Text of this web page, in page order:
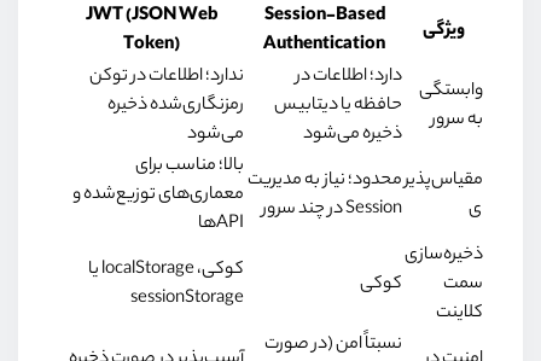
ویژگی
Session-Based
Authentication
JWT (JSON Web
Token)
وابستگی
به سرور
دارد؛ اطلاعات در
حافظه یا دیتابیس
ذخیره می‌شود
ندارد؛ اطلاعات در توکن
رمزنگاری‌شده ذخیره
می‌شود
مقیاس‌پذیر
ی
محدود؛ نیاز به مدیریت
Session در چند سرور
بالا؛ مناسب برای
معماری‌های توزیع‌شده و
APIها
ذخیره‌سازی
سمت
کلاینت
کوکی
کوکی، localStorage یا
sessionStorage
نسبتاً امن (در صورت